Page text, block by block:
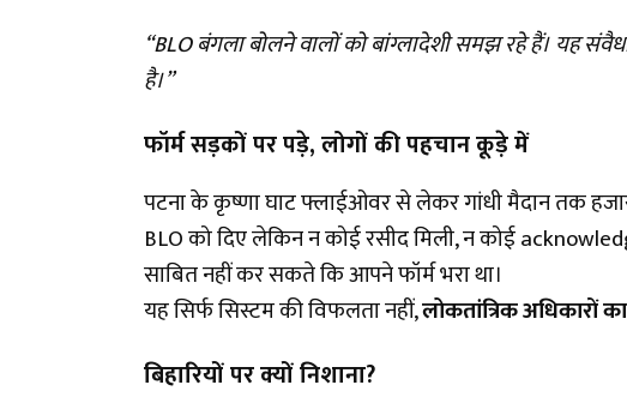
“BLO बंगला बोलने वालों को बांग्लादेशी समझ रहे हैं। यह
है।”
फॉर्म सड़कों पर पड़े, लोगों की पहचान कूड़े में
पटना के कृष्णा घाट फ्लाईओवर से लेकर गांधी मैदान तक
BLO को दिए लेकिन न कोई रसीद मिली, न कोई
साबित नहीं कर सकते कि आपने फॉर्म भरा था।
यह सिर्फ सिस्टम की विफलता नहीं,लोकतांत्रिक अधिकारों
बिहारियों पर क्यों निशाना?